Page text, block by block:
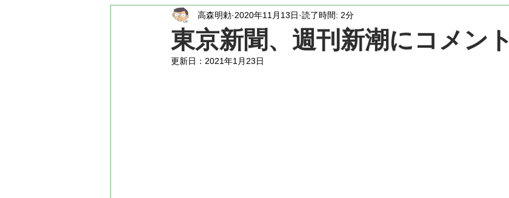
東京新聞、週刊新潮にコメント
高森明勅 2020年11月13日 読了時間: 2分
更新日： 2021年1月23日